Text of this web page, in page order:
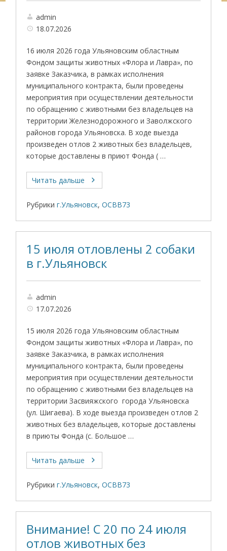
admin
18.07.2026
16 июля 2026 года Ульяновским областным
Фондом защиты животных «Флора и Лавра», по
заявке Заказчика, в рамках исполнения
муниципального контракта, были проведены
мероприятия при осуществлении деятельности
по обращению с животными без владельцев на
территории Железнодорожного и Заволжского
районов города Ульяновска. В ходе выезда
произведен отлов 2 животных без владельцев,
которые доставлены в приют Фонда ( …
Читать дальше
Рубрики г.Ульяновск,ОСВВ73
15 июля отловлены 2 собаки
в г.Ульяновск
admin
17.07.2026
15 июля 2026 года Ульяновским областным
Фондом защиты животных «Флора и Лавра», по
заявке Заказчика, в рамках исполнения
муниципального контракта, были проведены
мероприятия при осуществлении деятельности
по обращению с животными без владельцев на
территории Засвияжского города Ульяновска
(ул. Шигаева). В ходе выезда произведен отлов 2
животных без владельцев, которые доставлены
в приюты Фонда (с. Большое …
Читать дальше
Рубрики г.Ульяновск,ОСВВ73
Внимание! С 20 по 24 июля
отлов животных без